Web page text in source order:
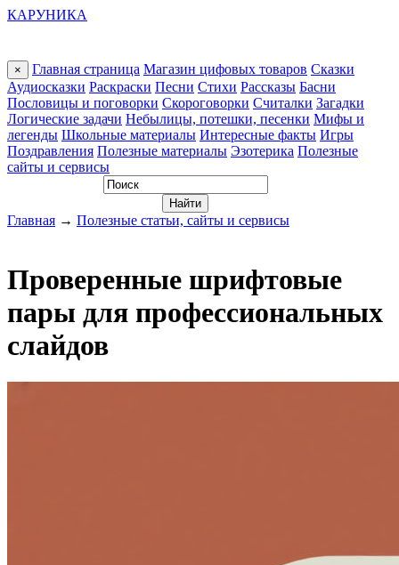
КАРУНИКА
× Главная страница Магазин цифовых товаров Сказки
Аудиосказки Раскраски Песни Стихи Рассказы Басни
Пословицы и поговорки Скороговорки Считалки Загадки
Логические задачи Небылицы, потешки, песенки Мифы и
легенды Школьные материалы Интересные факты Игры
Поздравления Полезные материалы Эзотерика Полезные
сайты и сервисы
Главная → Полезные статьи, сайты и сервисы
Проверенные шрифтовые
пары для профессиональных
слайдов